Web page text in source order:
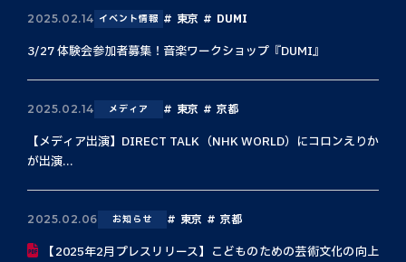
2025.02.14 イベント情報 東京 DUMI
3/27 体験会参加者募集！音楽ワークショップ『DUMI』
2025.02.14 メディア 東京 京都
【メディア出演】DIRECT TALK（NHK WORLD）にコロンえりか
が出演...
2025.02.06 お知らせ 東京 京都
【2025年2月プレスリリース】こどものための芸術文化の向上